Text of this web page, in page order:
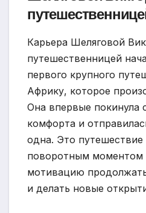
Карьера Шеляговой
путешественницей
первого крупного
Африку, которое
Она впервые покинула
комфорта и
одна. Это путешествие
поворотным моментом
мотивацию
и делать новые